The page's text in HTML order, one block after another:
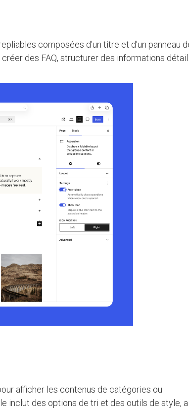
composées d’un titre et d’un panneau
des FAQ, structurer des informations
afficher les contenus de catégories ou
inclut des options de tri et des outils de style,